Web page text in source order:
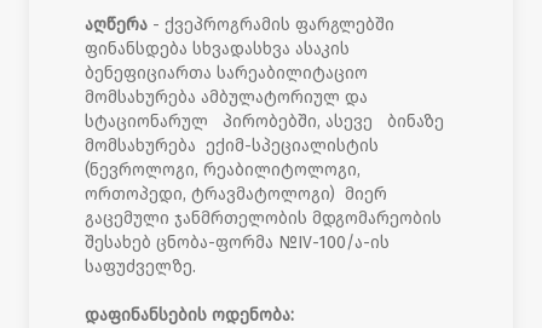
აღწერა - ქვეპროგრამის ფარგლებში
ფინანსდება სხვადასხვა ასაკის
ბენეფიციართა სარეაბილიტაციო
მომსახურება ამბულატორიულ და
სტაციონარულ პირობებში, ასევე ბინაზე
მომსახურება ექიმ-სპეციალისტის
(ნევროლოგი, რეაბილიტოლოგი,
ორთოპედი, ტრავმატოლოგი) მიერ
გაცემული ჯანმრთელობის მდგომარეობის
შესახებ ცნობა-ფორმა №IV-100/ა-ის
საფუძველზე.
დაფინანსების ოდენობა: